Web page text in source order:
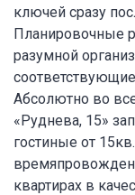
ключей сразу
Планировочные
разумной
Абсолютно во
«Руднева, 15»
гостиные от
квартирах в